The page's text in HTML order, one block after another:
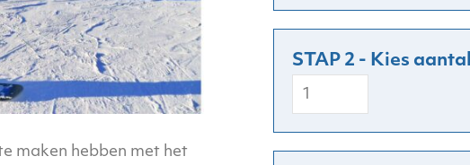
Winter
maken hebben met het